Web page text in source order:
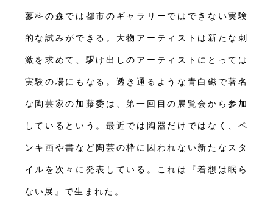
蓼科の森では都市のギャラリーではできない実験
的な試みができる。大物アーティストは新たな刺
激を求めて、駆け出しのアーティストにとっては
実験の場にもなる。透き通るような青白磁で著名
な陶芸家の加藤委は、第一回目の展覧会から参加
しているという。最近では陶器だけではなく、ペ
ンキ画や書など陶芸の枠に囚われない新たなスタ
イルを次々に発表している。これは『着想は眠ら
ない展』で生まれた。